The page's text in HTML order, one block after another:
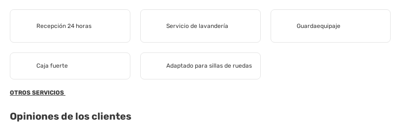
Recepción 24 horas Servicio de lavandería Guardaequipaje
Caja fuerte Adaptado para sillas de ruedas
OTROS SERVICIOS
Opiniones de los clientes